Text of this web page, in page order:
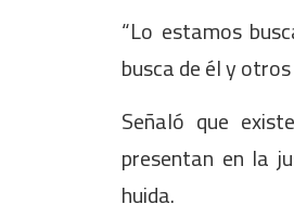
“Lo estamos
busca de él y
Señaló que
presentan en la
huida.